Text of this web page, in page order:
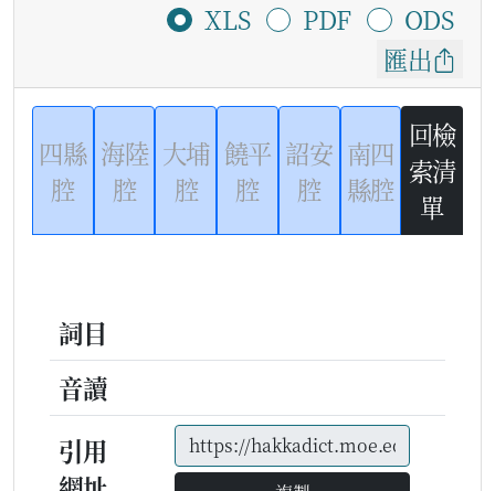
XLS
PDF
ODS
匯出
四縣
腔
海陸
腔
大埔
腔
饒平
腔
詔安
腔
南四
縣腔
回檢
索清
單
詞目
音讀
引用